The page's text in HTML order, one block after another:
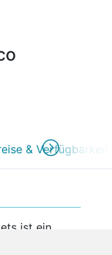
& Verfügbarkeit
ist ein